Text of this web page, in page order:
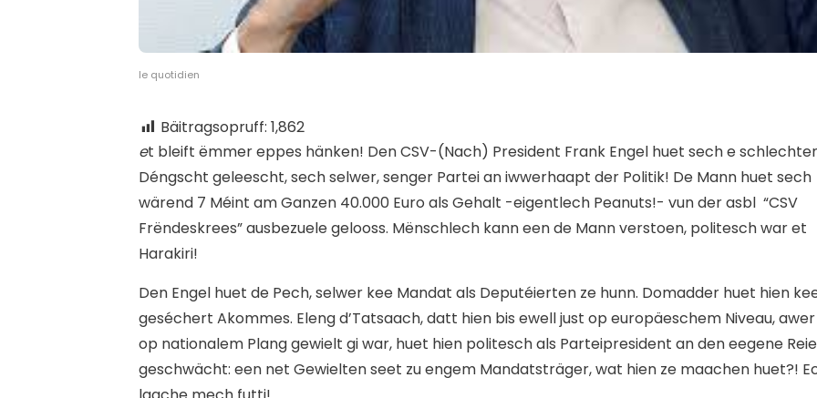
le quotidien
Bäitragsopruff: 1,862
et bleift ëmmer eppes hänken! Den CSV-(Nach) President Frank Engel huet sech e
Déngscht geleescht, sech selwer, senger Partei an iwwerhaapt der Politik! De Mann huet sech
wärend 7 Méint am Ganzen 40.000 Euro als Gehalt -eigentlech Peanuts!- vun der asbl “CSV
Frëndeskrees” ausbezuele gelooss. Mënschlech kann een de Mann verstoen, politesch war et
Harakiri!
Den Engel huet de Pech, selwer kee Mandat als Deputéierten ze hunn. Domadder huet hien
geséchert Akommes. Eleng d’Tatsaach, datt hien bis ewell just op europäeschem Niveau,
op nationalem Plang gewielt gi war, huet hien politesch als Parteipresident an den eegene
geschwächt: een net Gewielten seet zu engem Mandatsträger, wat hien ze maachen huet?!